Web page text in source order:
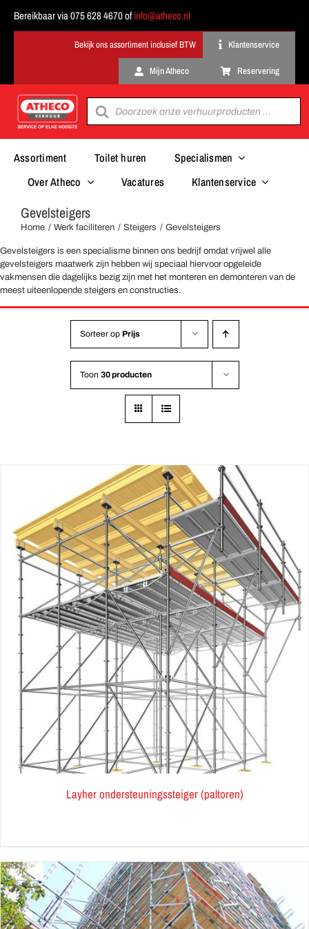
Bereikbaar via 075 628 4670 ofinfo@atheco.nl
Klantenservice
Mijn Atheco Reservering
Producten
zoeken
Assortiment Toilet huren
Specialismen
Over Atheco
Vacatures Klantenservice
Gevelsteigers
Home Werk faciliteren Steigers Gevelsteigers
Gevelsteigers is een specialisme binnen ons bedrijf omdat vrijwel alle
gevelsteigers maatwerk zijn hebben wij speciaal hiervoor opgeleide
vakmensen die dagelijks bezig zijn met het monteren en demonteren van de
meest uiteenlopende steigers en constructies.
Sorteer op Prijs
Toon 30 producten
Layher ondersteuningssteiger (paltoren)